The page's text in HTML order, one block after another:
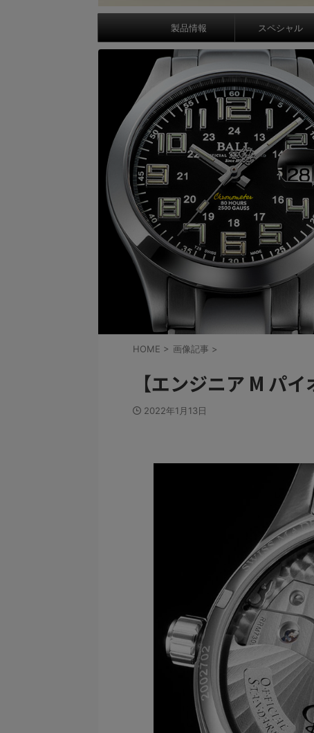
製品情報 スペシャル
HOME > 画像記事 >
【エンジニア M パ
2022年1月13日